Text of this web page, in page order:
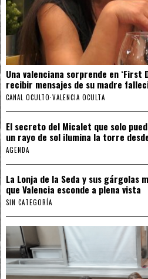
Una valenciana sorprende en ‘First
recibir mensajes de su madre
CANAL OCULTO·VALENCIA OCULTA
El secreto del Micalet que solo
un rayo de sol ilumina la torre
AGENDA
La Lonja de la Seda y sus gárgolas
que Valencia esconde a plena vista
SIN CATEGORÍA